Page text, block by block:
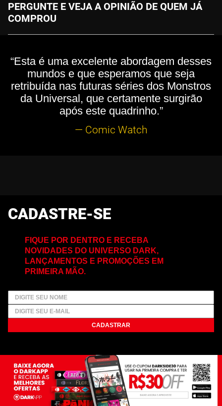
PERGUNTE E VEJA A OPINIÃO DE QUEM JÁ
COMPROU
“Esta é uma excelente abordagem desses
mundos e que esperamos que seja
retribuída nas futuras séries dos Monstros
da Universal, que certamente surgirão
após este quadrinho.”
— Comic Watch
CADASTRE-SE
FIQUE POR DENTRO E RECEBA
NOVIDADES DO UNIVERSO DARK,
LANÇAMENTOS E PROMOÇÕES EM
PRIMEIRA MÃO.
CADASTRAR